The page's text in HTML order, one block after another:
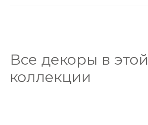
Все декоры в этой
коллекции